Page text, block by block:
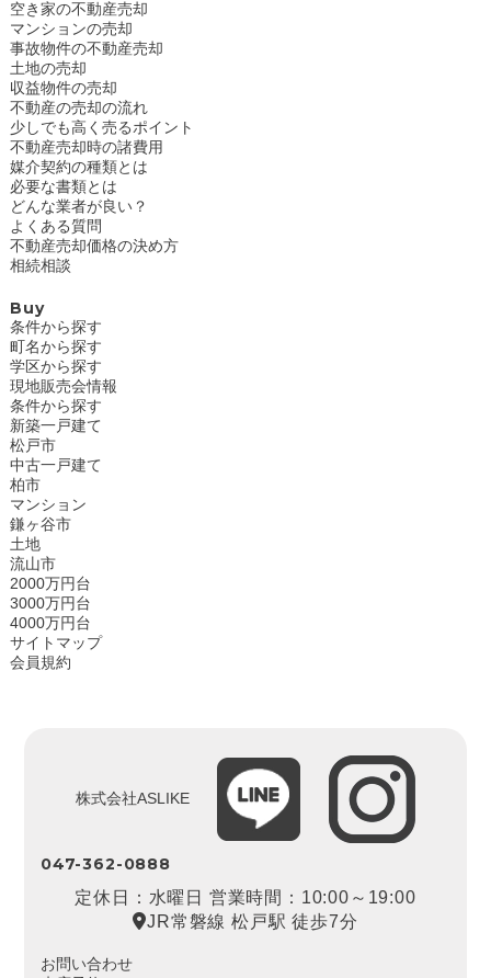
空き家の不動産売却
マンションの売却
事故物件の不動産売却
土地の売却
収益物件の売却
不動産の売却の流れ
少しでも高く売るポイント
不動産売却時の諸費用
媒介契約の種類とは
必要な書類とは
どんな業者が良い？
よくある質問
不動産売却価格の決め方
相続相談
Buy
条件から探す
町名から探す
学区から探す
現地販売会情報
条件から探す
新築一戸建て
松戸市
中古一戸建て
柏市
マンション
鎌ヶ谷市
土地
流山市
2000万円台
3000万円台
4000万円台
サイトマップ
会員規約
株式会社ASLIKE
047-362-0888
定休日：水曜日 営業時間：10:00～19:00
JR常磐線 松戸駅 徒歩7分
お問い合わせ